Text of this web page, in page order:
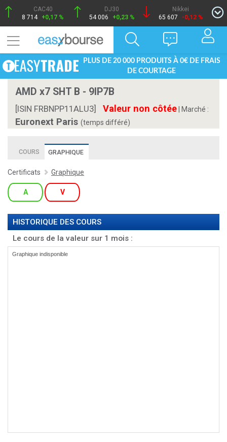
CAC40
8 714 +0,17 %
DJ30
54 006
+0,23 %
Nikkei
65 607
-0,12 %
PLUS DE 20 000 PRODUITS À 0€ DE FRAIS
DE COURTAGE
AMD x7 SHT B - 9IP7B
[ISIN FRBNPP11ALU3] Valeur non côtée Marché :
Euronext Paris (temps différé)
COURS GRAPHIQUE
Certificats Graphique
A V
HISTORIQUE DES COURS
Le cours de la valeur sur 1 mois :